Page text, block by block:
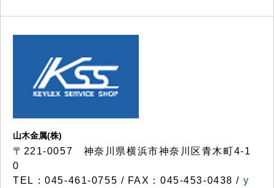
山木金属(株)
〒221-0057 神奈川県横浜市神奈川区青木町4-1
0
TEL：045-461-0755 / FAX：045-453-0438 / y